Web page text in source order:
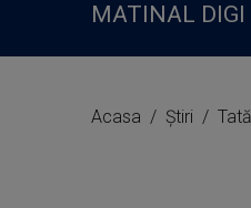
MATINAL DIGI
Acasa Știri